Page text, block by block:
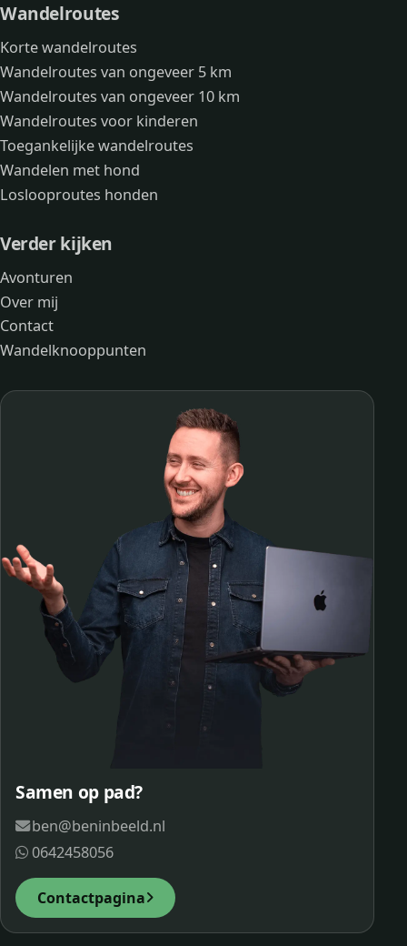
Bankje
Wandelroutes
Korte wandelroutes
Wandelroutes van ongeveer 5 km
Wandelroutes van ongeveer 10 km
Wandelroutes voor kinderen
Toegankelijke wandelroutes
Wandelen met hond
Loslooproutes honden
Verder kijken
Avonturen
Over mij
Contact
Wandelknooppunten
Samen op pad?
ben@beninbeeld.nl
0642458056
Contactpagina